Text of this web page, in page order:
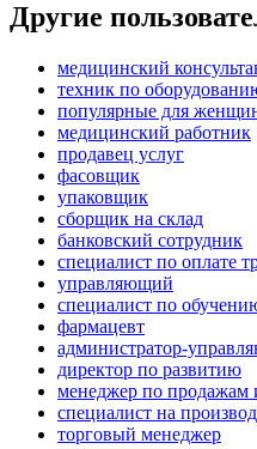
Другие
медицинский
техник по
популярные для
медицинский работник
продавец услуг
фасовщик
упаковщик
сборщик на склад
банковский сотрудник
специалист по оплате
управляющий
специалист по
фармацевт
администратор-
директор по развитию
менеджер по продажам
специалист на
торговый менеджер